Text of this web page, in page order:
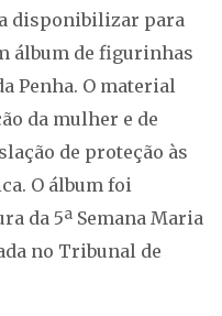
a disponibilizar para
álbum de figurinhas
Penha. O material
da mulher e de
de proteção às
O álbum foi
da 5ª Semana Maria
no Tribunal de